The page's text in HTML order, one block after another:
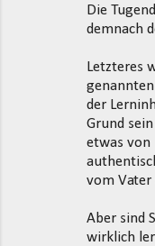
Die
demnach
Letzteres
der
Grund
etwas von
vom
Aber sind
wirklich